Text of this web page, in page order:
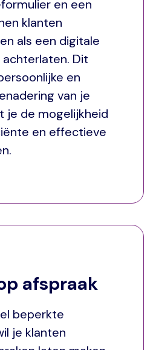
en een
klanten
als een digitale
Dit
en
van je
je de mogelijkheid
en effectieve
afspraak
beperkte
je klanten